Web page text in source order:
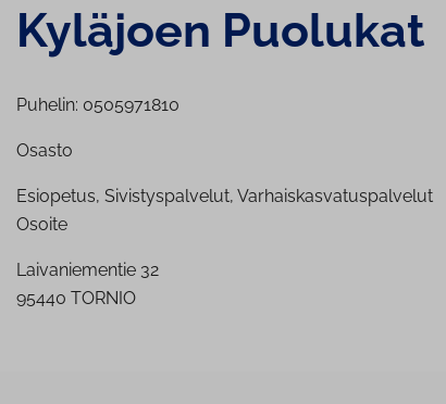
Kyläjoen Puolukat
Puhelin: 0505971810
Osasto
Esiopetus, Sivistyspalvelut, Varhaiskasvatuspalvelut
Osoite
Laivaniementie 32
95440 TORNIO